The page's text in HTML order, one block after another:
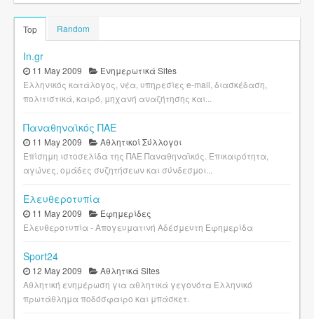
Top Random
In.gr
11 May 2009
Ενημερωτικά Sites
Ελληνικός κατάλογος, νέα, υπηρεσίες e-mail, διασκέδαση,
πολιτιστικά, καιρό, μηχανή αναζήτησης και...
Παναθηναϊκός ΠΑΕ
11 May 2009
Αθλητικοί Σύλλογοι
Επίσημη ιστοσελίδα της ΠΑΕ Παναθηναϊκός. Επικαιρότητα,
αγώνες, ομάδες συζητήσεων και σύνδεσμοι...
Ελευθεροτυπία
11 May 2009
Εφημερίδες
Ελευθεροτυπία - Απογευματινή Αδέσμευτη Εφημερίδα
Sport24
12 May 2009
Αθλητικά Sites
Αθλητική ενημέρωση για αθλητικά γεγονότα Ελληνικό
πρωτάθλημα ποδόσφαιρο και μπάσκετ.